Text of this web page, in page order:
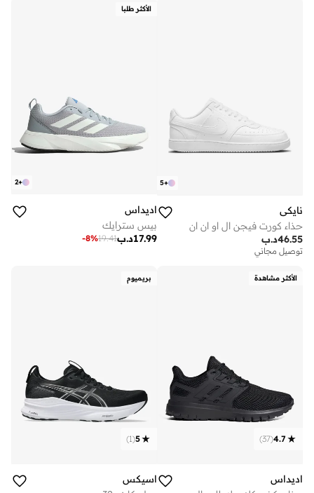
+
5
نايكي
حذاء كورت فيجن ال او ان ان
د.ب46.55
توصيل مجاني
الأكثر طلبا
+
2
اديداس
بيس سترايك
د.ب17.99
19.41
-8%
الأكثر مشاهدة
4.7
(
37
)
اديداس
بريميوم
5
(
1
)
اسيكس